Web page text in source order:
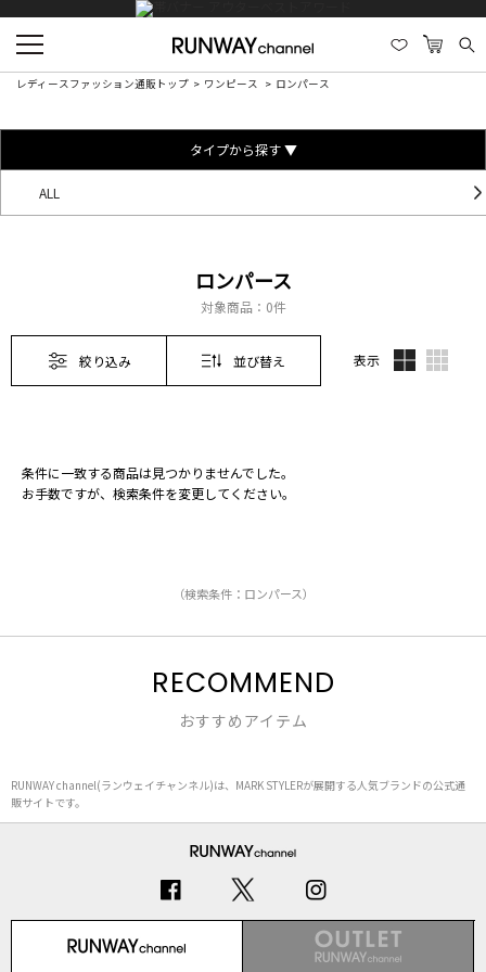
レディースファッション通販トップ ワンピース ロンパース
タイプから探す ▼
ALL
ロンパース
対象商品： 0件
絞り込み 並び替え 表示
条件に一致する商品は見つかりませんでした。
お手数ですが、検索条件を変更してください。
（検索条件：ロンパース）
RECOMMEND
おすすめアイテム
RUNWAY channel(ランウェイチャンネル)は、MARK STYLERが展開する人気ブランドの公式通
販サイトです。